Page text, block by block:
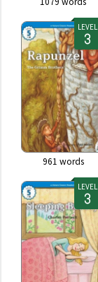
LEVEL
961 words
LEVEL